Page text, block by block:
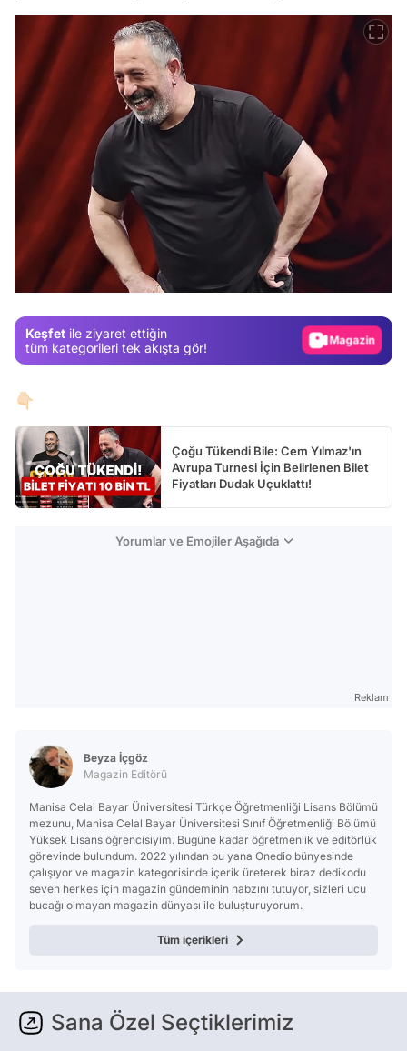
Keşfet ile ziyaret ettiğin
tüm kategorileri tek akışta gör!
Video
Test
Video
👇🏻
Çoğu Tükendi Bile: Cem Yılmaz'ın
Avrupa Turnesi İçin Belirlenen Bilet
Fiyatları Dudak Uçuklattı!
Yorumlar ve Emojiler Aşağıda
Reklam
Beyza İçgöz
Magazin Editörü
Manisa Celal Bayar Üniversitesi Türkçe Öğretmenliği Lisans Bölümü
mezunu, Manisa Celal Bayar Üniversitesi Sınıf Öğretmenliği Bölümü
Yüksek Lisans öğrencisiyim. Bugüne kadar öğretmenlik ve editörlük
görevinde bulundum. 2022 yılından bu yana Onedio bünyesinde
çalışıyor ve magazin kategorisinde içerik üreterek biraz dedikodu
seven herkes için magazin gündeminin nabzını tutuyor, sizleri ucu
bucağı olmayan magazin dünyası ile buluşturuyorum.
Tüm içerikleri
Sana Özel Seçtiklerimiz